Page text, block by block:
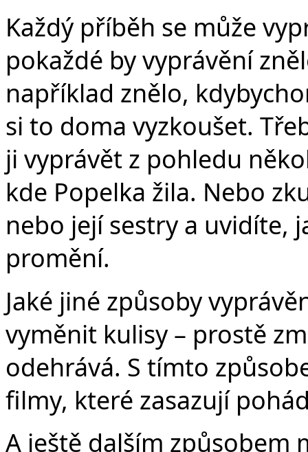
Každý příběh se může
pokaždé by vyprávění
například znělo,
si to doma vyzkoušet.
ji vyprávět z pohledu
kde Popelka žila. Nebo
nebo její sestry a uvidíte,
promění.
Jaké jiné způsoby
vyměnit kulisy – prostě
odehrává. S tímto
filmy, které zasazují
A ještě dalším způsobem